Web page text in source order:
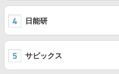
日能研
サピックス